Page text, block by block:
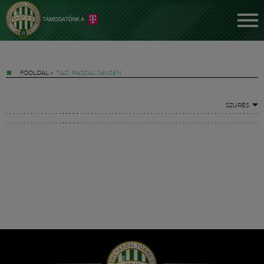
FŐOLDAL » TAG: PASCAL JANSEN
SZŰRÉS
Hírek